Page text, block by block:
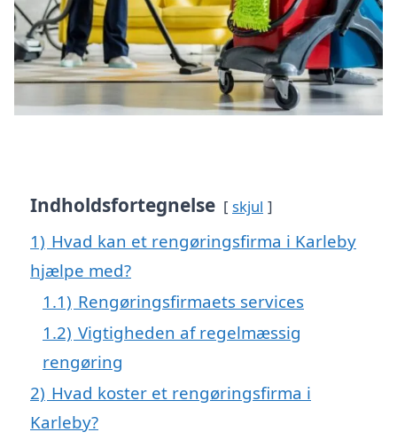
Indholdsfortegnelse skjul
1) Hvad kan et rengøringsfirma i Karleby
hjælpe med?
1.1) Rengøringsfirmaets services
1.2) Vigtigheden af regelmæssig
rengøring
2) Hvad koster et rengøringsfirma i
Karleby?